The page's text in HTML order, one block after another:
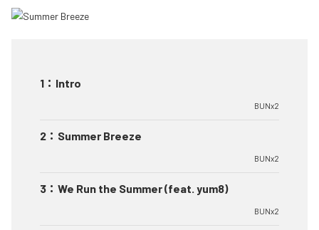
1 ： Intro
BUNx2
2 ： Summer Breeze
BUNx2
3 ： We Run the Summer (feat. yum8)
BUNx2